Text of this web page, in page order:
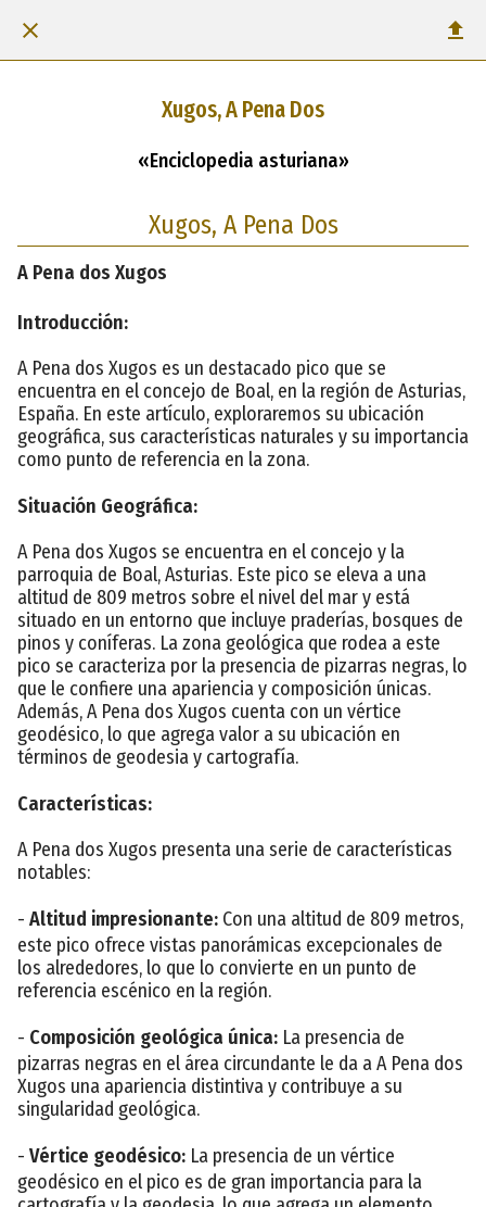
Xugos, A Pena Dos
«Enciclopedia asturiana»
Xugos, A Pena Dos
A Pena dos Xugos
Introducción:
A Pena dos Xugos es un destacado pico que se
encuentra en el concejo de Boal, en la región de Asturias,
España. En este artículo, exploraremos su ubicación
geográfica, sus características naturales y su importancia
como punto de referencia en la zona.
Situación Geográfica:
A Pena dos Xugos se encuentra en el concejo y la
parroquia de Boal, Asturias. Este pico se eleva a una
altitud de 809 metros sobre el nivel del mar y está
situado en un entorno que incluye praderías, bosques de
pinos y coníferas. La zona geológica que rodea a este
pico se caracteriza por la presencia de pizarras negras, lo
que le confiere una apariencia y composición únicas.
Además, A Pena dos Xugos cuenta con un vértice
geodésico, lo que agrega valor a su ubicación en
términos de geodesia y cartografía.
Características:
A Pena dos Xugos presenta una serie de características
notables:
- Altitud impresionante: Con una altitud de 809 metros,
este pico ofrece vistas panorámicas excepcionales de
los alrededores, lo que lo convierte en un punto de
referencia escénico en la región.
- Composición geológica única: La presencia de
pizarras negras en el área circundante le da a A Pena dos
Xugos una apariencia distintiva y contribuye a su
singularidad geológica.
- Vértice geodésico: La presencia de un vértice
geodésico en el pico es de gran importancia para la